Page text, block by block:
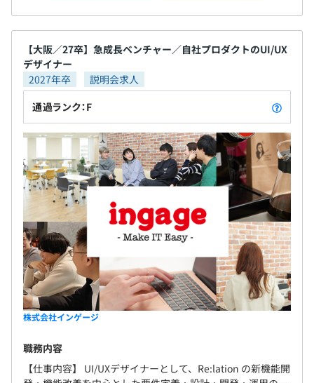
リティを追求しやすいです。
・スピード感のある開発ができ、会社・プロダクトを自分
たちで創り上げている感覚を持てます。
・エンジニアが新しい技術を試したり、技術的な決定を下
す自由度があります。
・エンジニア内外含めて、メンバー同士でリスペクトをし
あう環境です。
▼一緒に働く仲間について
・大手IT企業のグロース期にBtoBクラウドサービス開発
をした部長
・小学生からプログラミングをはじめ、40年近くプログ
ラミングをしているフルスタックエンジニア
・SIerからRails を独学しベンチャーに飛び込んできたバ
ックエンドエンジニア
▼開発環境
・Webバックエンド：Ruby、Ruby on Rails、RSpec、
Sidekiq、Unicorn
・AI：Python、Amazon SageMaker、PyTorch、scikit-
learn
【大阪／27卒】急成長ベンチャー／自社プロダクトのUI/UX
デザイナー
2027年卒
説明会求人
通過ランク：F
株式会社インゲージ
職務内容
【仕事内容】 UI/UXデザイナーとして、Re:lation の新機能開